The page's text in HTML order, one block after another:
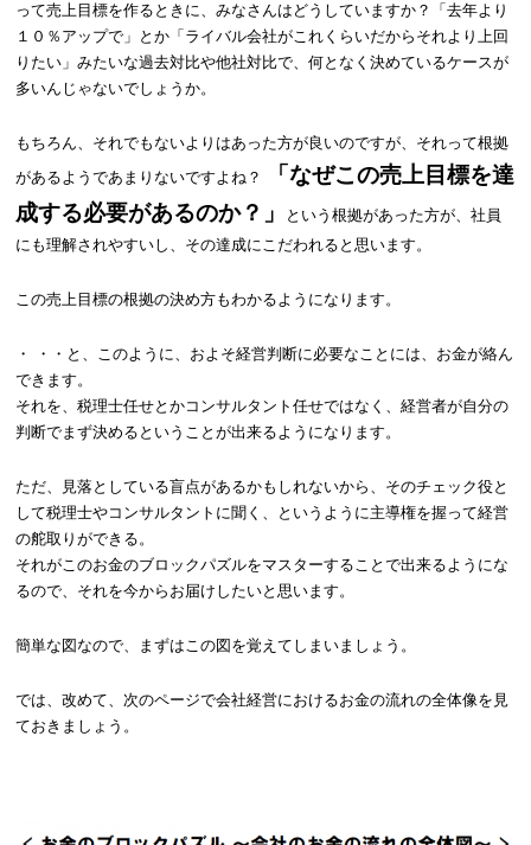
って売上目標を作るときに、みなさんはどうしていますか？「去年より
１０％アップで」とか「ライバル会社がこれくらいだからそれより上回
りたい」みたいな過去対比や他社対比で、何となく決めているケースが
多いんじゃないでしょうか。
もちろん、それでもないよりはあった方が良いのですが、それって根拠
があるようであまりないですよね？
「なぜこの売上目標を達
成する必要があるのか？」
という根拠があった方が、社員
にも理解されやすいし、その達成にこだわれると思います。
この売上目標の根拠の決め方もわかるようになります。
・ ・・と、このように、およそ経営判断に必要なことには、お金が絡ん
できます。
それを、税理士任せとかコンサルタント任せではなく、経営者が自分の
判断でまず決めるということが出来るようになります。
ただ、見落としている盲点があるかもしれないから、そのチェック役と
して税理士やコンサルタントに聞く、というように主導権を握って経営
の舵取りができる。
それがこのお金のブロックパズルをマスターすることで出来るようにな
るので、それを今からお届けしたいと思います。
簡単な図なので、まずはこの図を覚えてしまいましょう。
では、改めて、次のページで会社経営におけるお金の流れの全体像を見
ておきましょう。